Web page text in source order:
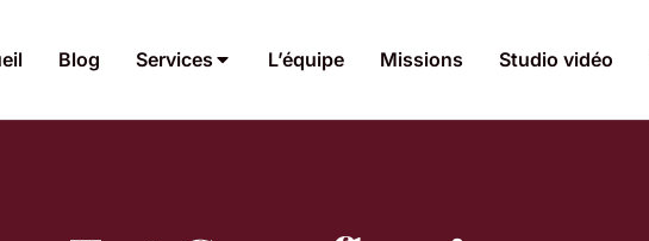
Blog Services L’équipe Missions Studio vidéo